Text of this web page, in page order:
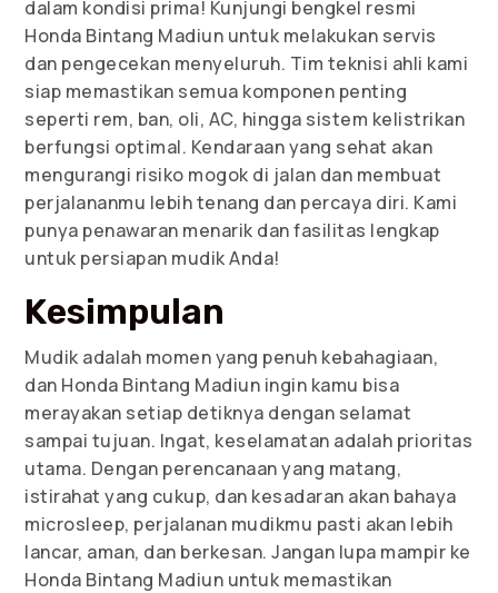
dalam kondisi prima! Kunjungi bengkel resmi
Honda Bintang Madiun untuk melakukan servis
dan pengecekan menyeluruh. Tim teknisi ahli kami
siap memastikan semua komponen penting
seperti rem, ban, oli, AC, hingga sistem kelistrikan
berfungsi optimal. Kendaraan yang sehat akan
mengurangi risiko mogok di jalan dan membuat
perjalananmu lebih tenang dan percaya diri. Kami
punya penawaran menarik dan fasilitas lengkap
untuk persiapan mudik Anda!
Kesimpulan
Mudik adalah momen yang penuh kebahagiaan,
dan Honda Bintang Madiun ingin kamu bisa
merayakan setiap detiknya dengan selamat
sampai tujuan. Ingat, keselamatan adalah prioritas
utama. Dengan perencanaan yang matang,
istirahat yang cukup, dan kesadaran akan bahaya
microsleep, perjalanan mudikmu pasti akan lebih
lancar, aman, dan berkesan. Jangan lupa mampir ke
Honda Bintang Madiun untuk memastikan